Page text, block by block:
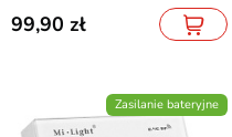
99,90
Zasilanie bateryjne